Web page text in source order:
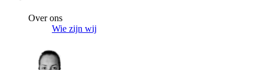
Over ons
Wie zijn wij